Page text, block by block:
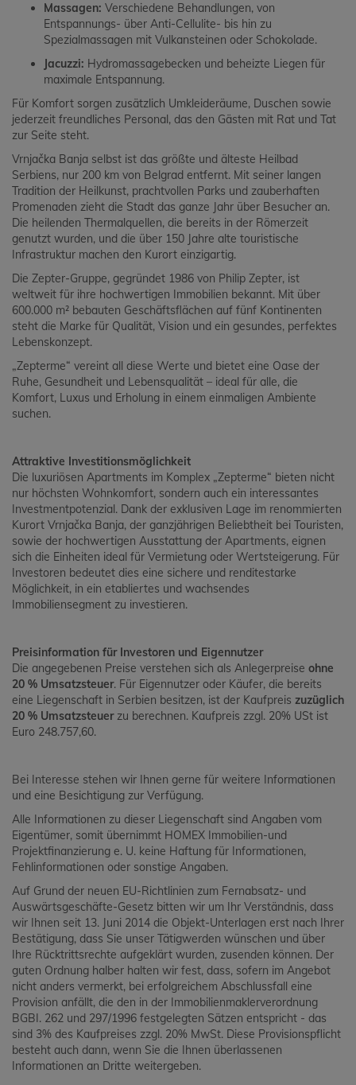
Massagen: Verschiedene Behandlungen, von
Entspannungs- über Anti-Cellulite- bis hin zu
Spezialmassagen mit Vulkansteinen oder Schokolade.
Jacuzzi: Hydromassagebecken und beheizte Liegen für
maximale Entspannung.
Für Komfort sorgen zusätzlich Umkleideräume, Duschen sowie
jederzeit freundliches Personal, das den Gästen mit Rat und Tat
zur Seite steht.
Vrnjačka Banja selbst ist das größte und älteste Heilbad
Serbiens, nur 200 km von Belgrad entfernt. Mit seiner langen
Tradition der Heilkunst, prachtvollen Parks und zauberhaften
Promenaden zieht die Stadt das ganze Jahr über Besucher an.
Die heilenden Thermalquellen, die bereits in der Römerzeit
genutzt wurden, und die über 150 Jahre alte touristische
Infrastruktur machen den Kurort einzigartig.
Die Zepter-Gruppe, gegründet 1986 von Philip Zepter, ist
weltweit für ihre hochwertigen Immobilien bekannt. Mit über
600.000 m² bebauten Geschäftsflächen auf fünf Kontinenten
steht die Marke für Qualität, Vision und ein gesundes, perfektes
Lebenskonzept.
„Zepterme“ vereint all diese Werte und bietet eine Oase der
Ruhe, Gesundheit und Lebensqualität – ideal für alle, die
Komfort, Luxus und Erholung in einem einmaligen Ambiente
suchen.
Attraktive Investitionsmöglichkeit
Die luxuriösen Apartments im Komplex „Zepterme“ bieten nicht
nur höchsten Wohnkomfort, sondern auch ein interessantes
Investmentpotenzial. Dank der exklusiven Lage im renommierten
Kurort Vrnjačka Banja, der ganzjährigen Beliebtheit bei Touristen,
sowie der hochwertigen Ausstattung der Apartments, eignen
sich die Einheiten ideal für Vermietung oder Wertsteigerung. Für
Investoren bedeutet dies eine sichere und renditestarke
Möglichkeit, in ein etabliertes und wachsendes
Immobiliensegment zu investieren.
Preisinformation für Investoren und Eigennutzer
Die angegebenen Preise verstehen sich als Anlegerpreise ohne
20 % Umsatzsteuer. Für Eigennutzer oder Käufer, die bereits
eine Liegenschaft in Serbien besitzen, ist der Kaufpreis zuzüglich
20 % Umsatzsteuerzu berechnen. Kaufpreis zzgl. 20% USt ist
Euro 248.757,60.
Bei Interesse stehen wir Ihnen gerne für weitere Informationen
und eine Besichtigung zur Verfügung.
Alle Informationen zu dieser Liegenschaft sind Angaben vom
Eigentümer, somit übernimmt HOMEX Immobilien-und
Projektfinanzierung e. U. keine Haftung für Informationen,
Fehlinformationen oder sonstige Angaben.
Auf Grund der neuen EU-Richtlinien zum Fernabsatz- und
Auswärtsgeschäfte-Gesetz bitten wir um Ihr Verständnis, dass
wir Ihnen seit 13. Juni 2014 die Objekt-Unterlagen erst nach Ihrer
Bestätigung, dass Sie unser Tätigwerden wünschen und über
Ihre Rücktrittsrechte aufgeklärt wurden, zusenden können. Der
guten Ordnung halber halten wir fest, dass, sofern im Angebot
nicht anders vermerkt, bei erfolgreichem Abschlussfall eine
Provision anfällt, die den in der Immobilienmaklerverordnung
BGBI. 262 und 297/1996 festgelegten Sätzen entspricht - das
sind 3% des Kaufpreises zzgl. 20% MwSt. Diese Provisionspflicht
besteht auch dann, wenn Sie die Ihnen überlassenen
Informationen an Dritte weitergeben.